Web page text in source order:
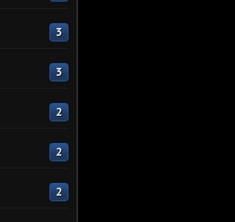
3
3
2
2
2